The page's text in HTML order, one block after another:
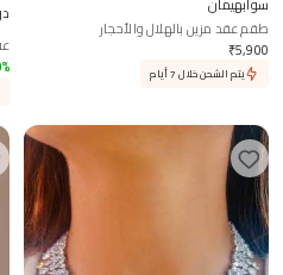
سوابهيمان
طقم عقد مزين بالهلال والأحجار
₹5,900
يتم الشحن خلال 7 أيام %